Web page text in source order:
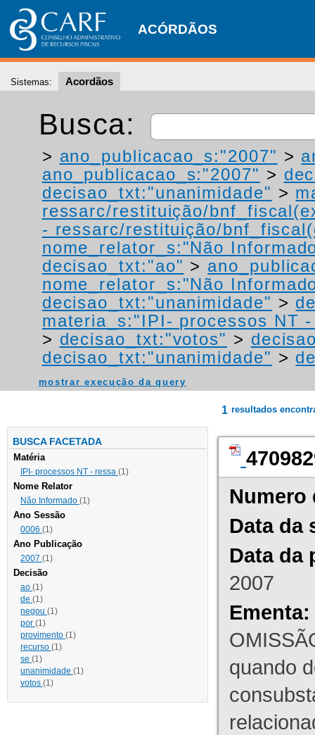
ACÓRDÃOS
Sistemas: Acordãos
Busca:
> ano_publicacao_s:"2007" >
ano_publicacao_s:"2007" >
decisao_txt:"unanimidade" >
ressarc/restituição/
- ressarc/restituição/
nome_relator_s:"Não
decisao_txt:"ao" >
nome_relator_s:"Não
decisao_txt:"unanimidade" >
materia_s:"IPI- processos NT
> decisao_txt:"votos" >
decisao_txt:"unanimidade" >
mostrar execução da query
BUSCA FACETADA
Matéria
IPI- processos NT - ressa (1)
Nome Relator
Não Informado (1)
Ano Sessão
0006 (1)
Ano Publicação
2007 (1)
Decisão
ao (1)
de (1)
negou (1)
por (1)
provimento (1)
recurso (1)
se (1)
unanimidade (1)
votos (1)
1 resultados
Numero
Data da
Data da
2007
Ementa:
quando